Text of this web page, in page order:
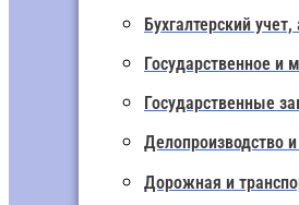
Бухгалтерский
Государственное и
Государственные
Делопроизводство
Дорожная и